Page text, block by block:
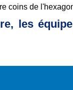
coins de
les